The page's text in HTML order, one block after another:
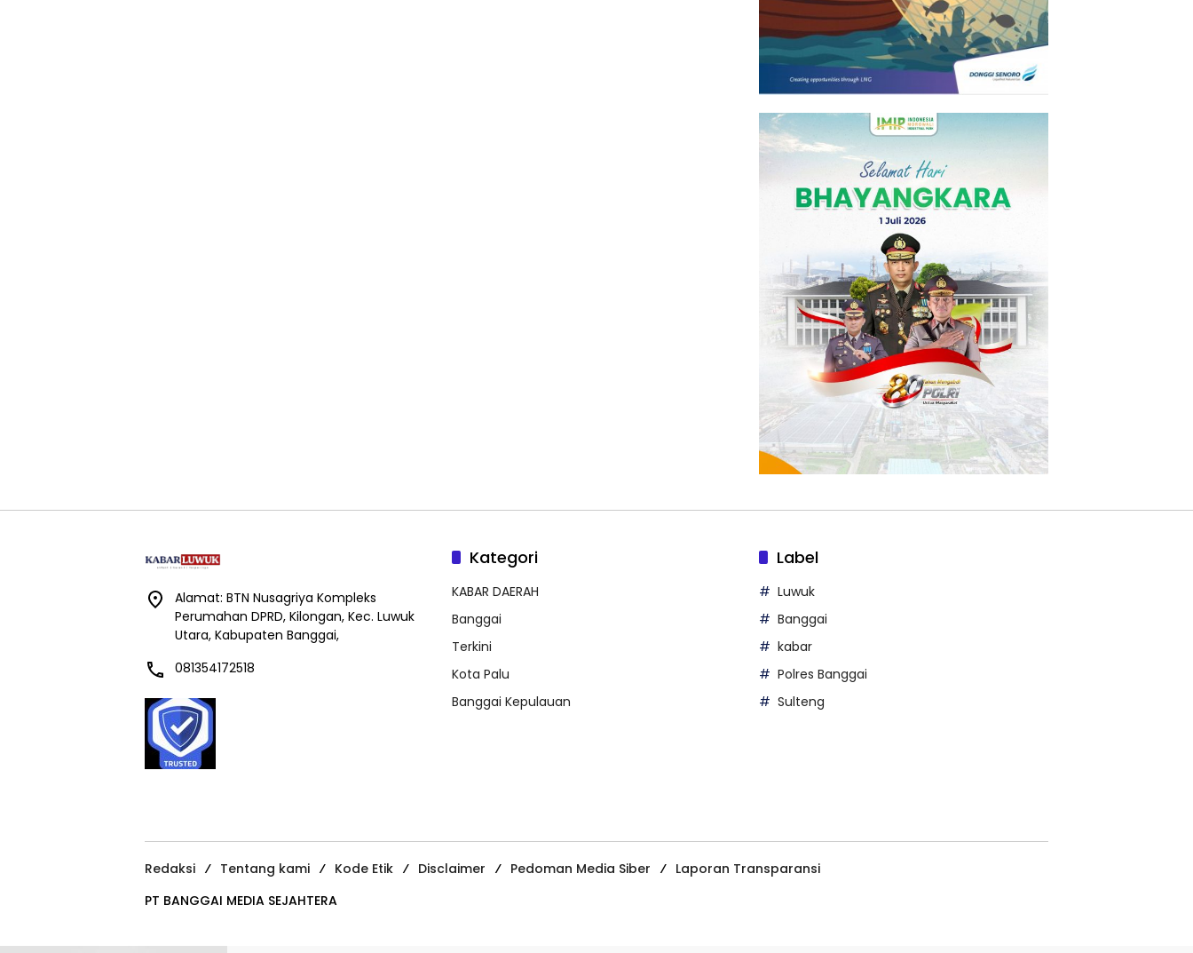
Alamat: BTN Nusagriya Kompleks
Perumahan DPRD, Kilongan, Kec. Luwuk
Utara, Kabupaten Banggai,
081354172518
Kategori
KABAR DAERAH
Banggai
Terkini
Kota Palu
Banggai Kepulauan
Label
Luwuk
Banggai
kabar
Polres Banggai
Sulteng
Redaksi Tentang kami Kode Etik Disclaimer Pedoman Media Siber
Laporan Transparansi
PT BANGGAI MEDIA SEJAHTERA